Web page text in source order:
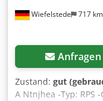
Wiefelstede 717 km
Anfragen
Zustand: gut
A Ntnjhea -Typ: RPS